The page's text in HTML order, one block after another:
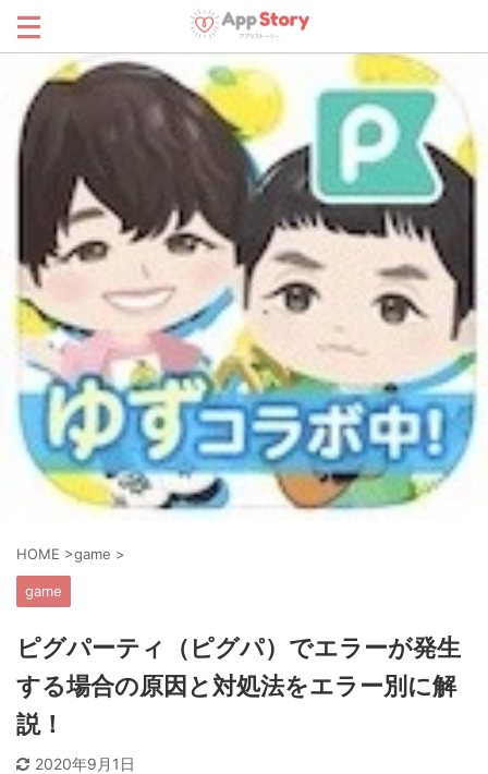
HOME >game >
game
ピグパーティ（ピグパ）でエラーが発生
する場合の原因と対処法をエラー別に解
説！
2020年9月1日